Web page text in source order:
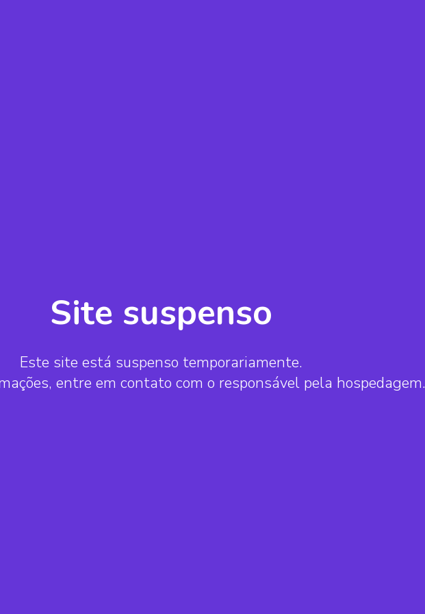
Site suspenso
Este site está suspenso temporariamente.
entre em contato com o responsável pela hospedagem.